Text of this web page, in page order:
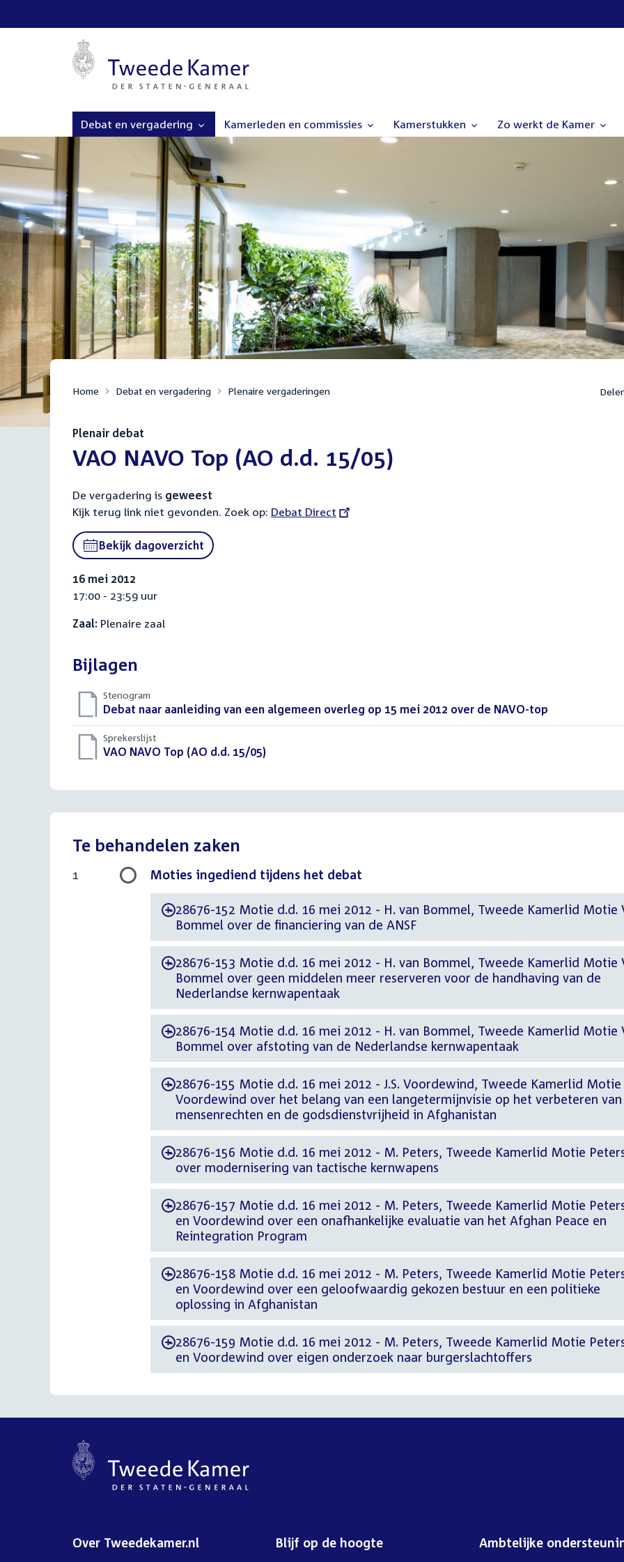
Debat en vergadering Kamerleden en commissies Kamerstukken Zo werkt de Kamer
Home Debat en vergadering Plenaire vergaderingen
Plenair debat
:VAO NAVO Top (AO d.d. 15/05)
De vergadering is geweest
Kijk terug link niet gevonden. Zoek op: External
Debat Direct
Bekijk dagoverzicht
16 mei 2012
17:00 - 23:59 uur
Zaal: Plenaire zaal
Bijlagen
Stenogram
Download
bestand:
Debat naar aanleiding van een algemeen overleg op 15 mei 2012 over de NAVO-top
Sprekerslijst
Download
VAO NAVO Top (AO d.d. 15/05)
Te behandelen zaken
Moties ingediend tijdens het debat
-28676-152 Motie d.d. 16 mei 2012 - H. van Bommel, Tweede Kamerlid Motie
Bommel over de financiering van de ANSF
-28676-153 Motie d.d. 16 mei 2012 - H. van Bommel, Tweede Kamerlid Motie
Bommel over geen middelen meer reserveren voor de handhaving van de
Nederlandse kernwapentaak
-28676-154 Motie d.d. 16 mei 2012 - H. van Bommel, Tweede Kamerlid Motie
Bommel over afstoting van de Nederlandse kernwapentaak
-28676-155 Motie d.d. 16 mei 2012 - J.S. Voordewind, Tweede Kamerlid Motie
Voordewind over het belang van een langetermijnvisie op het verbeteren
mensenrechten en de godsdienstvrijheid in Afghanistan
-28676-156 Motie d.d. 16 mei 2012 - M. Peters, Tweede Kamerlid Motie
over modernisering van tactische kernwapens
-28676-157 Motie d.d. 16 mei 2012 - M. Peters, Tweede Kamerlid Motie
en Voordewind over een onafhankelijke evaluatie van het Afghan Peace en
Reintegration Program
-28676-158 Motie d.d. 16 mei 2012 - M. Peters, Tweede Kamerlid Motie
en Voordewind over een geloofwaardig gekozen bestuur en een politieke
oplossing in Afghanistan
-28676-159 Motie d.d. 16 mei 2012 - M. Peters, Tweede Kamerlid Motie
en Voordewind over eigen onderzoek naar burgerslachtoffers
1
Over Tweedekamer.nl Blijf op de hoogte Ambtelijke